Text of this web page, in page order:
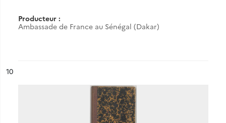
Producteur :
Ambassade de France au Sénégal (Dakar)
n°
10